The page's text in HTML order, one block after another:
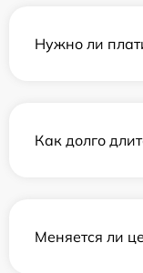
Нужно ли
Как долго
Меняется ли